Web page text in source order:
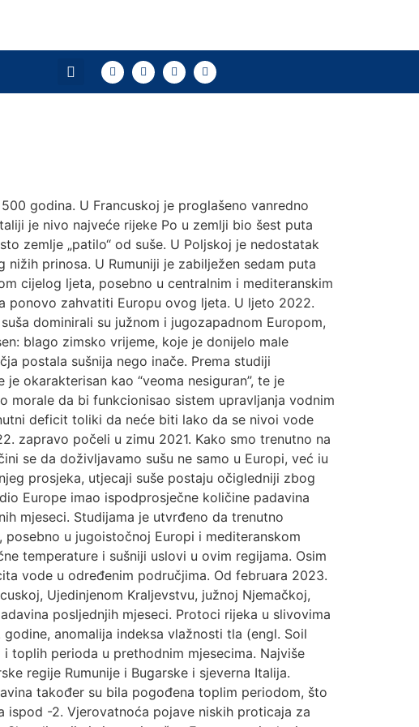
godina. U Francuskoj je proglašeno vanredno
je nivo najveće rijeke Po u zemlji bio šest puta
zemlje „patilo“ od suše. U Poljskoj je nedostatak
prinosa. U Rumuniji je zabilježen sedam puta
cijelog ljeta, posebno u centralnim i mediteranskim
ponovo zahvatiti Europu ovog ljeta. U ljeto 2022.
dominirali su južnom i jugozapadnom Europom,
blago zimsko vrijeme, koje je donijelo male
postala sušnija nego inače. Prema studiji
okarakterisan kao “veoma nesiguran”, te je
morale da bi funkcionisao sistem upravljanja vodnim
deficit toliki da neće biti lako da se nivoi vode
zapravo počeli u zimu 2021. Kako smo trenutno na
se da doživljavamo sušu ne samo u Europi, već iu
prosjeka, utjecaji suše postaju očigledniji zbog
Europe imao ispodprosječne količine padavina
mjeseci. Studijama je utvrđeno da trenutno
u jugoistočnoj Europi i mediteranskom
temperature i sušniji uslovi u ovim regijama. Osim
vode u određenim područjima. Od februara 2023.
Ujedinjenom Kraljevstvu, južnoj Njemačkoj,
posljednjih mjeseci. Protoci rijeka u slivovima
anomalija indeksa vlažnosti tla (engl. Soil
toplih perioda u prethodnim mjesecima. Najviše
regije Rumunije i Bugarske i sjeverna Italija.
također su bila pogođena toplim periodom, što
ispod -2. Vjerovatnoća pojave niskih proticaja za